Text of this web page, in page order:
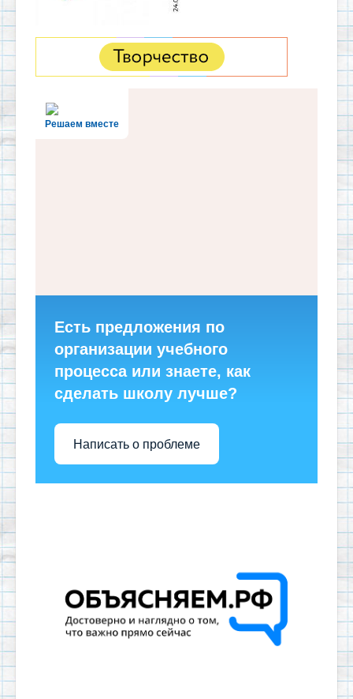
Решаем вместе
Есть предложения по
организации учебного
процесса или знаете, как
сделать школу лучше?
Написать о проблеме